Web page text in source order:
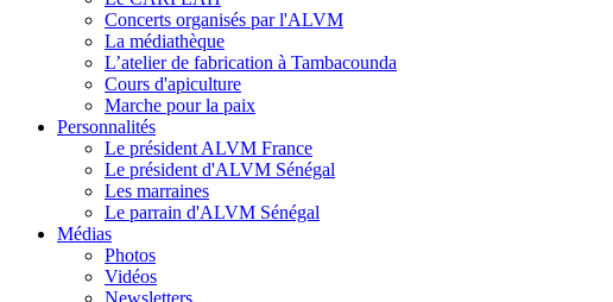
Concerts organisés par l'ALVM
La médiathèque
L’atelier de fabrication à Tambacounda
Cours d'apiculture
Marche pour la paix
Personnalités
Le président ALVM France
Le président d'ALVM Sénégal
Les marraines
Le parrain d'ALVM Sénégal
Médias
Photos
Vidéos